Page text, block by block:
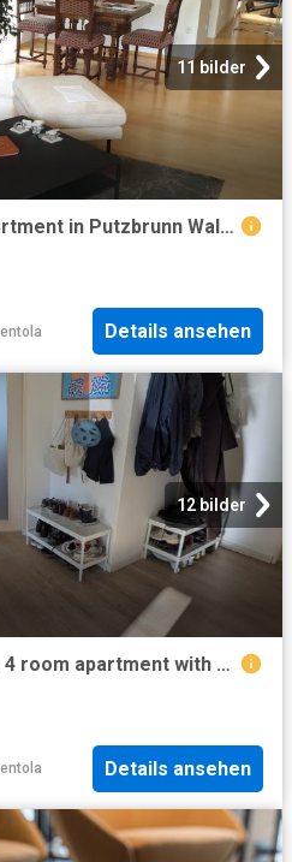
11 bilder
Furnished 3.5 Room Apartment in Putzbrunn Waldkolonie
Details ansehen
12 bilder
Cozy and family friendly 4 room apartment with garden in Unterhaching furnished, 12–24 months
Details ansehen